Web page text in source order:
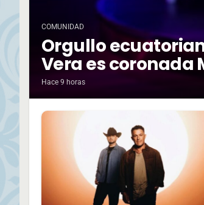
COMUNIDAD
Orgullo
Vera es coronada
Hace 9 horas